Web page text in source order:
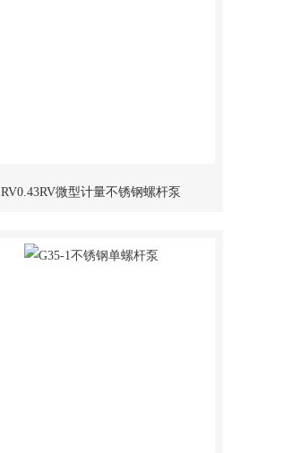
RV0.43RV微型计量不锈钢螺杆泵